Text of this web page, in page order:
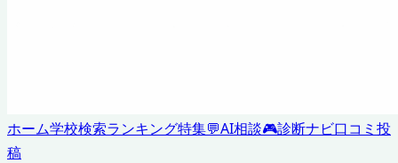
ホーム学校検索ランキング特集💬AI相談🎮診断ナビ口コミ投
稿